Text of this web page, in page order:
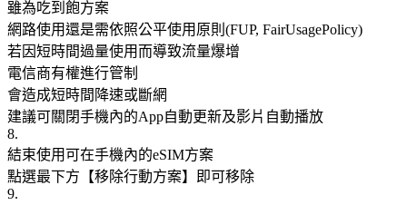
雖為吃到飽方案
網路使用還是需依照公平使用原則(FUP, FairUsagePolicy)
若因短時間過量使用而導致流量爆增
電信商有權進行管制
會造成短時間降速或斷網
建議可關閉手機內的App自動更新及影片自動播放
8.
結束使用可在手機內的eSIM方案
點選最下方【移除行動方案】即可移除
9.